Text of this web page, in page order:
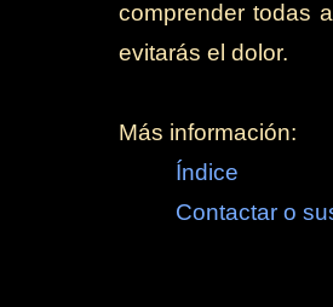
comprender todas
evitarás el dolor.
Más información:
Índice
Contactar o